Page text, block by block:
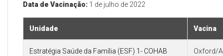
Data de Vacinação: 1 de julho de 2022
Unidade Vacina
Estratégia Saúde da Família (ESF) 1- COHAB Oxford/